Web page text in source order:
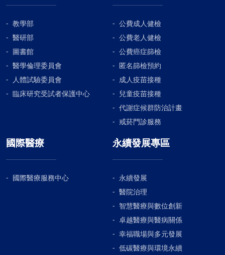
教學部
醫研部
圖書館
醫學倫理委員會
人體試驗委員會
臨床研究受試者保護中心
公費成人健檢
公費老人健檢
公費癌症篩檢
匿名篩檢預約
成人疫苗接種
兒童疫苗接種
代謝症候群防治計畫
戒菸門診服務
國際醫療
國際醫療服務中心
永續發展專區
永續發展
醫院治理
智慧醫療與數位創新
卓越醫療與醫病關係
幸福職場與多元發展
低碳醫療與環境永續